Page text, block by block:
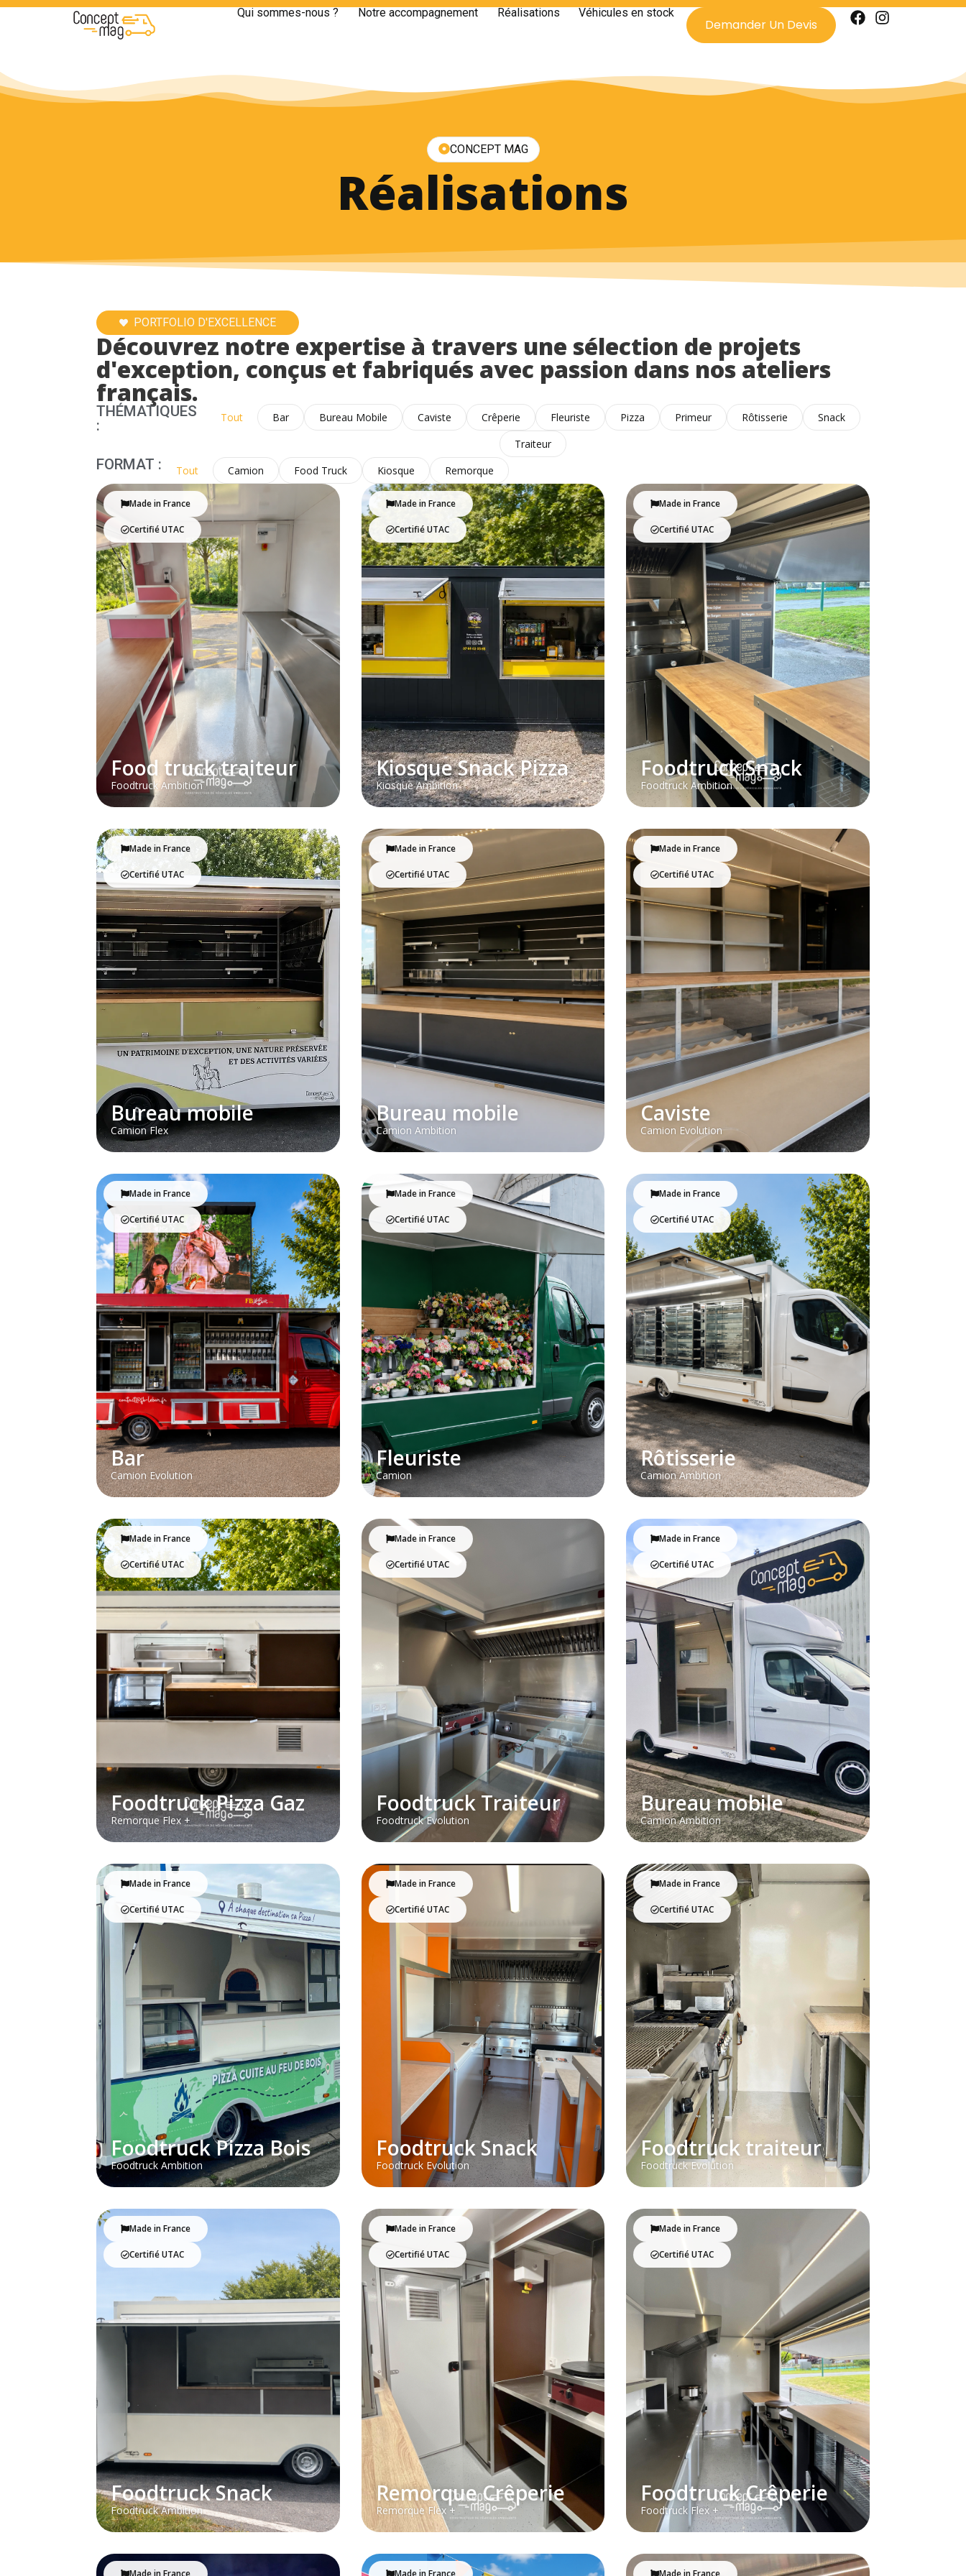
Qui sommes-nous ? Notre accompagnement Réalisations Véhicules en stock
Demander Un Devis
CONCEPT MAG
Réalisations
PORTFOLIO D'EXCELLENCE
Découvrez notre expertise à travers une sélection de projets
d'exception, conçus et fabriqués avec passion dans nos ateliers
français.
THÉMATIQUES
:
Bar Bureau Mobile Caviste Crêperie Fleuriste Pizza Primeur Rôtisserie
Snack
Traiteur
Tout
FORMAT : Camion Food Truck Kiosque Remorque
Tout
Made in France
Certifié UTAC
Food truck traiteur
Foodtruck Ambition
Made in France
Certifié UTAC
Kiosque Snack Pizza
Kiosque Ambition
Made in France
Certifié UTAC
Foodtruck Snack
Foodtruck Ambition
Made in France
Certifié UTAC
Bureau mobile
Camion Flex
Made in France
Certifié UTAC
Bureau mobile
Camion Ambition
Made in France
Certifié UTAC
Caviste
Camion Evolution
Made in France
Certifié UTAC
Bar
Camion Evolution
Made in France
Certifié UTAC
Fleuriste
Camion
Made in France
Certifié UTAC
Rôtisserie
Camion Ambition
Made in France
Certifié UTAC
Foodtruck Pizza Gaz
Remorque Flex +
Made in France
Certifié UTAC
Foodtruck Traiteur
Foodtruck Evolution
Made in France
Certifié UTAC
Bureau mobile
Camion Ambition
Made in France
Certifié UTAC
Foodtruck Pizza Bois
Foodtruck Ambition
Made in France
Certifié UTAC
Foodtruck Snack
Foodtruck Evolution
Made in France
Certifié UTAC
Foodtruck traiteur
Foodtruck Evolution
Made in France
Certifié UTAC
Foodtruck Snack
Foodtruck Ambition
Made in France
Certifié UTAC
Remorque Crêperie
Remorque Flex +
Made in France
Certifié UTAC
Foodtruck Crêperie
Foodtruck Flex +
Made in France Made in France Made in France